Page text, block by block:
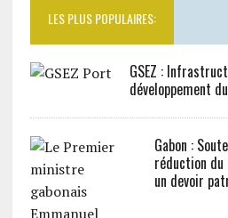
LES PLUS POPULAIRES:
GSEZ :
développement
Gabon :
réduction
un devoir